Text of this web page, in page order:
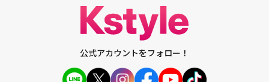
公式アカウントをフォロー！